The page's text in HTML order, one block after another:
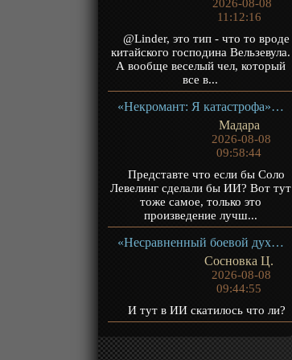
2026-08-08
11:12:16
@Linder, это тип - что то вроде
китайского господина Вельзевула.
А вообще веселый чел, который
все в...
«Некромант: Я катастрофа» ТВ-1
Мадара
2026-08-08
09:58:44
Представте что если бы Соло
Левелинг сделали бы ИИ? Вот тут
тоже самое, только это
произведение лучш...
«Несравненный боевой дух 2» ТВ-2
Сосновка Ц.
2026-08-08
09:44:55
И тут в ИИ скатилось что ли?